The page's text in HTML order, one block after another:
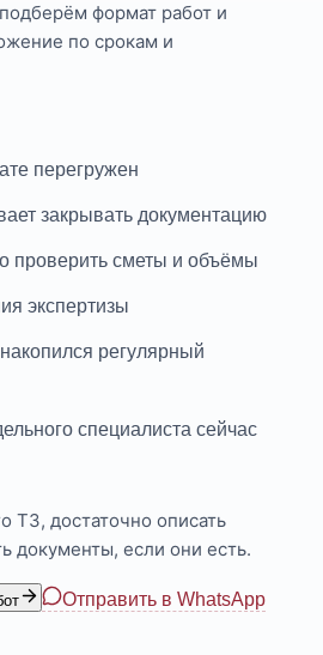
формат работ и
по срокам и
перегружен
закрывать документацию
проверить сметы и объёмы
экспертизы
регулярный
специалиста сейчас
ТЗ, достаточно описать
документы, если они есть.
Отправить в WhatsApp